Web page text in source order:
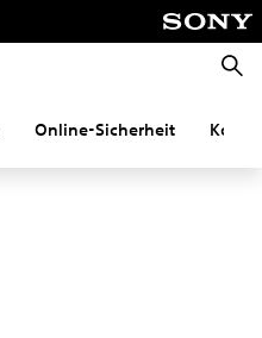
Online-Sicherheit